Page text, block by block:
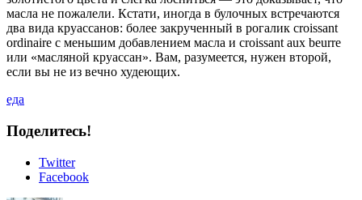
масла не пожалели. Кстати, иногда в булочных встречаются
два вида круассанов: более закрученный в рогалик croissant
ordinaire с меньшим добавлением масла и croissant aux beurre
или «масляной круассан». Вам, разумеется, нужен второй,
если вы не из вечно худеющих.
еда
Поделитесь!
Twitter
Facebook